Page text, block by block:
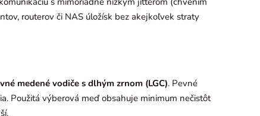
routerov či NAS úložísk bez akejkoľvek straty
medené vodiče s dlhým zrnom (LGC). Pevné
Použitá výberová meď obsahuje minimum nečistôt